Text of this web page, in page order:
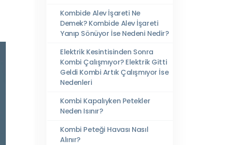
Kombide Alev İşareti Ne
Demek? Kombide Alev İşareti
Yanıp Sönüyor İse Nedeni Nedir?
Elektrik Kesintisinden Sonra
Kombi Çalışmıyor? Elektrik Gitti
Geldi Kombi Artık Çalışmıyor İse
Nedenleri
Kombi Kapalıyken Petekler
Neden Isınır?
Kombi Peteği Havası Nasıl
Alınır?